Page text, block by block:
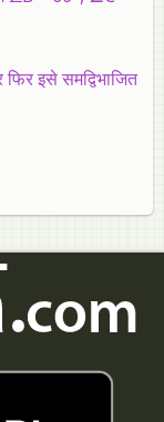
इसे समद्विभाजित